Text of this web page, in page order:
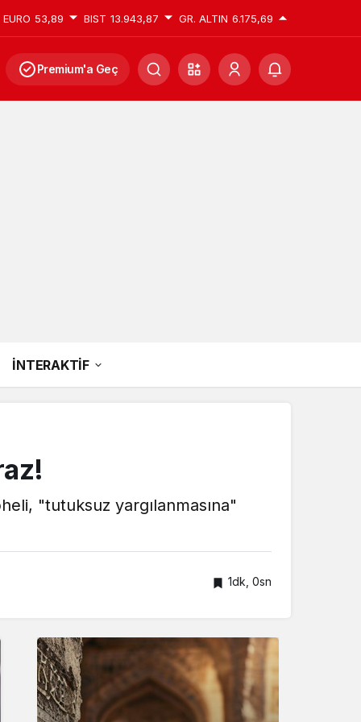
EURO 53,89 BIST 13.943,87 GR. ALTIN 6.175,69
Premium'a Geç
İNTERAKTİF
"tutuksuz yargılanmasına"
1dk, 0sn